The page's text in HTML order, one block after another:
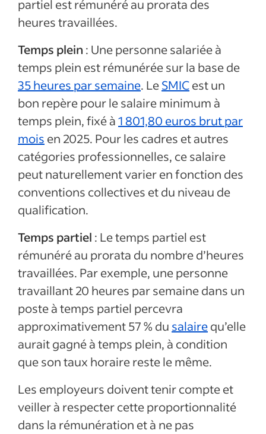
partiel est rémunéré au prorata des
heures travaillées.
Temps plein : Une personne salariée à
temps plein est rémunérée sur la base de
35 heures par semaine. LeSMICest un
bon repère pour le salaire minimum à
temps plein, fixé à1 801,80 euros brut par
mois en 2025. Pour les cadres et autres
catégories professionnelles, ce salaire
peut naturellement varier en fonction des
conventions collectives et du niveau de
qualification.
Temps partiel : Le temps partiel est
rémunéré au prorata du nombre d’heures
travaillées. Par exemple, une personne
travaillant 20 heures par semaine dans un
poste à temps partiel percevra
approximativement 57 % du salairequ’elle
aurait gagné à temps plein, à condition
que son taux horaire reste le même.
Les employeurs doivent tenir compte et
veiller à respecter cette proportionnalité
dans la rémunération et à ne pas